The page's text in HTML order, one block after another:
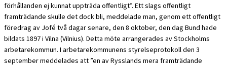
förhållanden ej kunnat uppträda offentligt”. Ett slags offentligt
framträdande skulle det dock bli, meddelade man, genom ett offentligt
föredrag av Jofé två dagar senare, den 8 oktober, den dag Bund hade
bildats 1897 i Vilna (Vilnius). Detta möte arrangerades av Stockholms
arbetarekommun. I arbetarekommunens styrelseprotokoll den 3
september meddelades att ”en av Rysslands mera framträdande